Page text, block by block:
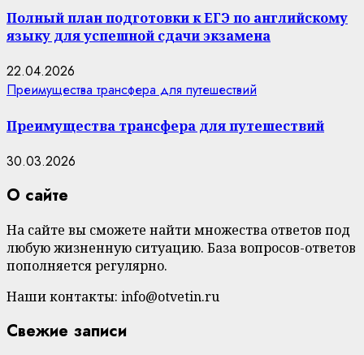
Полный план подготовки к ЕГЭ по английскому
языку для успешной сдачи экзамена
22.04.2026
Преимущества трансфера для путешествий
Преимущества трансфера для путешествий
30.03.2026
О сайте
На сайте вы сможете найти множества ответов под
любую жизненную ситуацию. База вопросов-ответов
пополняется регулярно.
Наши контакты: info@otvetin.ru
Свежие записи